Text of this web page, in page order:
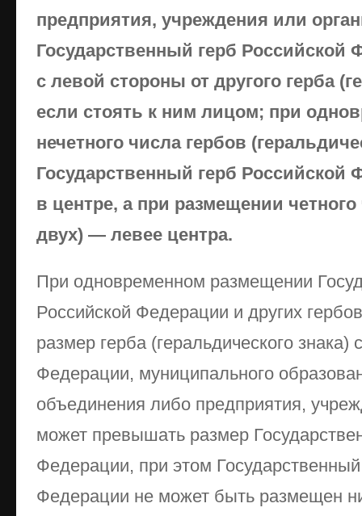
предприятия, учреждения или
Государственный герб Российской
с левой стороны от другого герба
если стоять к ним лицом; при
нечетного числа гербов
Государственный герб Российской
в центре, а при размещении
двух) — левее центра.
При одновременном размещении
Российской Фе­дерации и других
размер герба (геральдическо­го знака)
Федерации, муниципального
объединения либо предприятия,
может превышать размер
Федерации, при этом
Федерации не может быть размещен